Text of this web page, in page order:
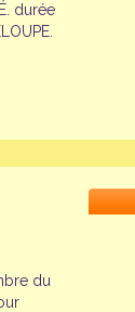
durée
du